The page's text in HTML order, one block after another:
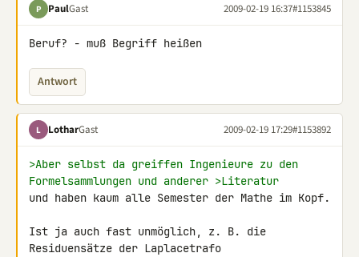
P PaulGast 2009-02-19 16:37#1153845
Beruf? - muß Begriff heißen
Antwort
L LotharGast 2009-02-19 17:29#1153892
>Aber selbst da greiffen Ingenieure zu den
Formelsammlungen und anderer >Literatur
und haben kaum alle Semester der Mathe im Kopf.
Ist ja auch fast unmöglich, z. B. die
Residuensätze der Laplacetrafo